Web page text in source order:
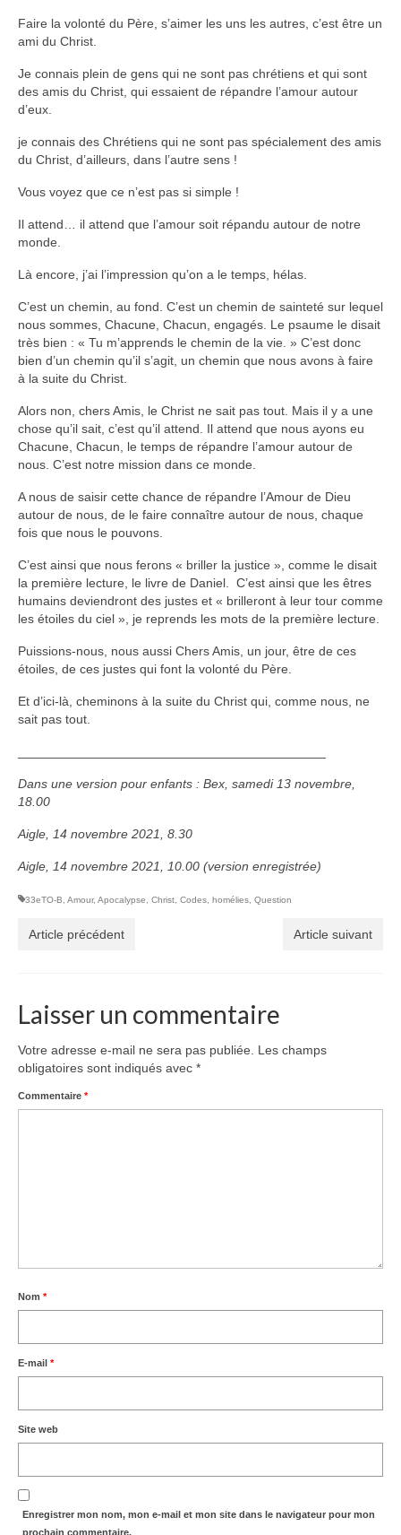
Faire la volonté du Père, s’aimer les uns les autres, c’est être un
ami du Christ.
Je connais plein de gens qui ne sont pas chrétiens et qui sont
des amis du Christ, qui essaient de répandre l’amour autour
d’eux.
je connais des Chrétiens qui ne sont pas spécialement des amis
du Christ, d’ailleurs, dans l’autre sens !
Vous voyez que ce n’est pas si simple !
Il attend… il attend que l’amour soit répandu autour de notre
monde.
Là encore, j’ai l’impression qu’on a le temps, hélas.
C’est un chemin, au fond. C’est un chemin de sainteté sur lequel
nous sommes, Chacune, Chacun, engagés. Le psaume le disait
très bien : « Tu m’apprends le chemin de la vie. » C’est donc
bien d’un chemin qu’il s’agit, un chemin que nous avons à faire
à la suite du Christ.
Alors non, chers Amis, le Christ ne sait pas tout. Mais il y a une
chose qu’il sait, c’est qu’il attend. Il attend que nous ayons eu
Chacune, Chacun, le temps de répandre l’amour autour de
nous. C’est notre mission dans ce monde.
A nous de saisir cette chance de répandre l’Amour de Dieu
autour de nous, de le faire connaître autour de nous, chaque
fois que nous le pouvons.
C’est ainsi que nous ferons « briller la justice », comme le disait
la première lecture, le livre de Daniel. C’est ainsi que les êtres
humains deviendront des justes et « brilleront à leur tour comme
les étoiles du ciel », je reprends les mots de la première lecture.
Puissions-nous, nous aussi Chers Amis, un jour, être de ces
étoiles, de ces justes qui font la volonté du Père.
Et d’ici-là, cheminons à la suite du Christ qui, comme nous, ne
sait pas tout.
Dans une version pour enfants : Bex, samedi 13 novembre,
18.00
Aigle, 14 novembre 2021, 8.30
Aigle, 14 novembre 2021, 10.00 (version enregistrée)
33eTO-B Amour, Apocalypse Christ Codes homélies Question
Article précédent Article suivant
Laisser un commentaire
Votre adresse e-mail ne sera pas publiée.
Les champs
obligatoires sont indiqués avec *
Commentaire *
Nom *
E-mail *
Site web
Enregistrer mon nom, mon e-mail et mon site dans le navigateur pour mon
prochain commentaire.